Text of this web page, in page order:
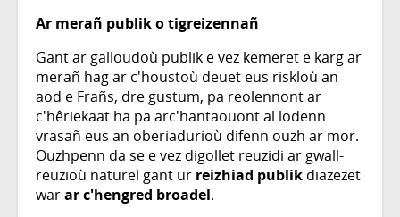
Ar merañ publik o tigreizennañ
Gant ar galloudoù publik e vez kemeret e karg ar
merañ hag ar c'houstoù deuet eus riskloù an
aod e Frañs, dre gustum, pa reolennont ar
c'hêriekaat ha pa arc'hantaouont al lodenn
vrasañ eus an oberiadurioù difenn ouzh ar mor.
Ouzhpenn da se e vez digollet reuzidi ar gwall-
reuzioù naturel gant ur reizhiad publik diazezet
warar c'hengred broadel.